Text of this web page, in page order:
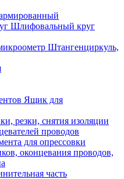
Шлифовальный круг
Штангенциркуль,
Ящик для
резки, снятия изоляции
проводов
для опрессовки
оконцевания проводов,
часть